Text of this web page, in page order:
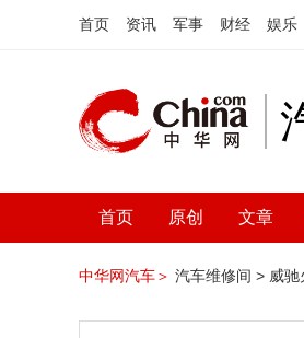
首页 资讯 军事 财经 娱乐
首页 原创 文章
中华网汽车＞ 汽车维修间 > 威